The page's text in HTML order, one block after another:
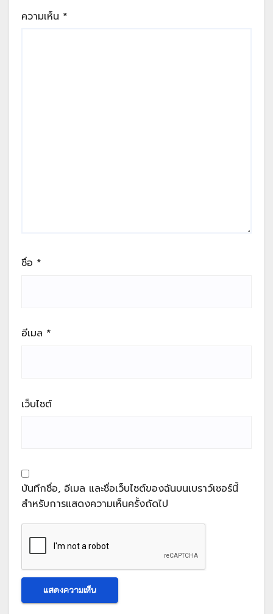
ความเห็น *
ชื่อ *
อีเมล *
เว็บไซต์
บันทึกชื่อ, อีเมล และชื่อเว็บไซต์ของฉันบนเบราว์เซอร์นี้
สำหรับการแสดงความเห็นครั้งถัดไป